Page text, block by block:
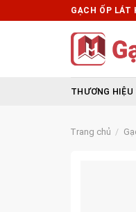
to
GẠCH ỐP LÁT
THƯƠNG HIỆU
Trang chủ /